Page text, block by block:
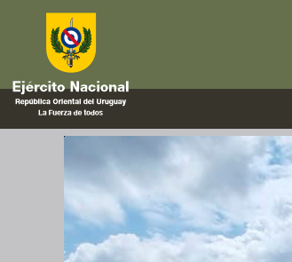
aeronaves
Capacitación sobre